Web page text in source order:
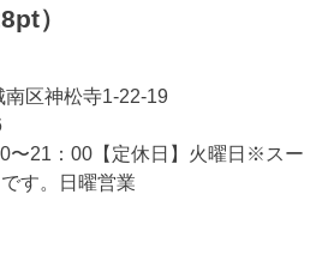
）
区神松寺1-22-19
〜21：00【定休日】火曜日※スー
す。日曜営業